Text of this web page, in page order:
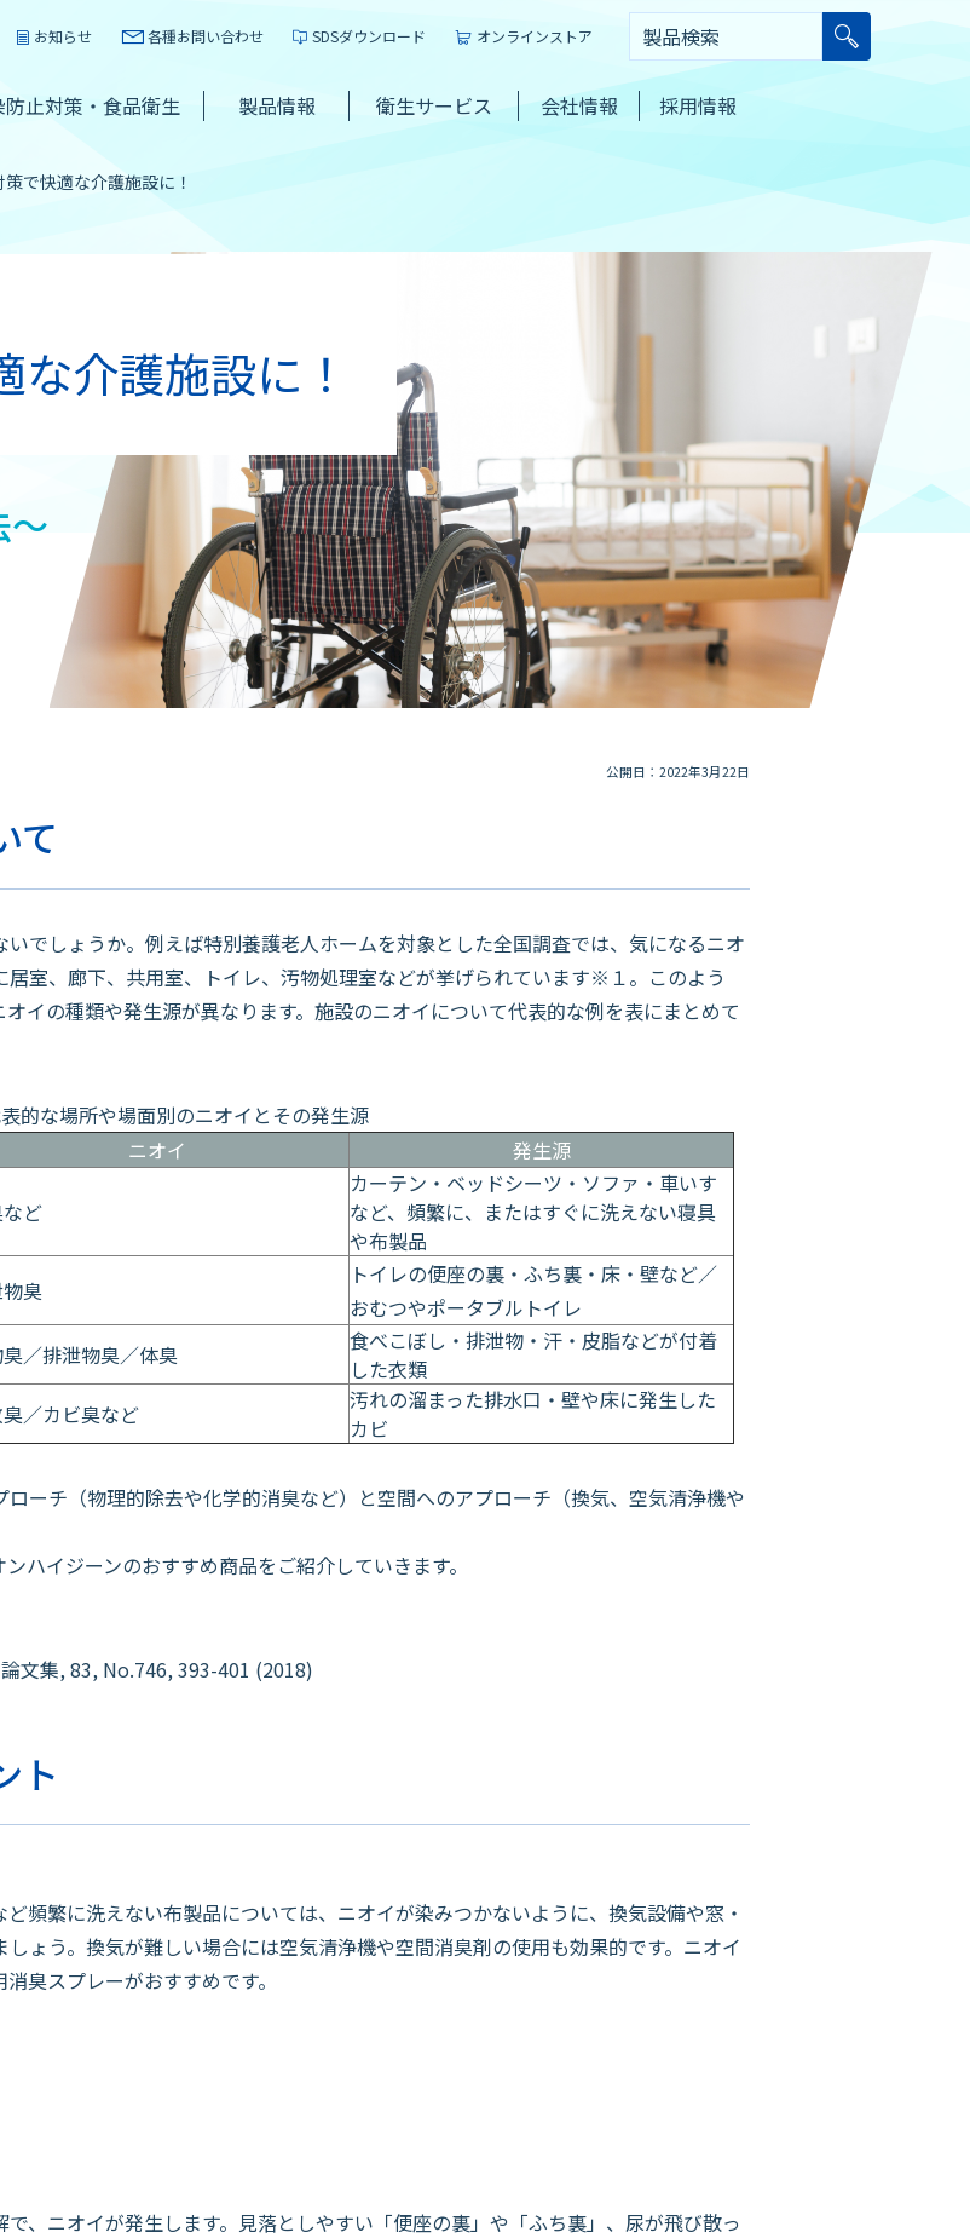
お知らせ 各種お問い合わせ SDSダウンロード オンラインストア
防止対策・食品衛生 製品情報 衛生サービス 会社情報 採用情報
で快適な介護施設に！
介護施設に！
～
公開日：2022年3月22日
て
でしょうか。例えば特別養護老人ホームを対象とした全国調査では、気になるニオ
室、廊下、共用室、トイレ、汚物処理室などが挙げられています※１。このよう
イの種類や発生源が異なります。施設のニオイについて代表的な例を表にまとめて
的な場所や場面別のニオイとその発生源
ニオイ 発生源
ど
カーテン・ベッドシーツ・ソファ・車いす
など、頻繁に、またはすぐに洗えない寝具
や布製品
臭
トイレの便座の裏・ふち裏・床・壁など／
おむつやポータブルトイレ
／排泄物臭／体臭
食べこぼし・排泄物・汗・皮脂などが付着
した衣類
／カビ臭など
汚れの溜まった排水口・壁や床に発生した
カビ
ーチ（物理的除去や化学的消臭など）と空間へのアプローチ（換気、空気清浄機や
ハイジーンのおすすめ商品をご紹介していきます。
集, 83, No.746, 393-401 (2018)
ト
頻繁に洗えない布製品については、ニオイが染みつかないように、換気設備や窓・
ょう。換気が難しい場合には空気清浄機や空間消臭剤の使用も効果的です。ニオイ
臭スプレーがおすすめです。
、ニオイが発生します。見落としやすい「便座の裏」や「ふち裏」、尿が飛び散っ